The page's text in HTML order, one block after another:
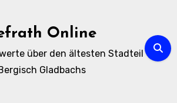
Online
über den ältesten Stadteil
Gladbachs